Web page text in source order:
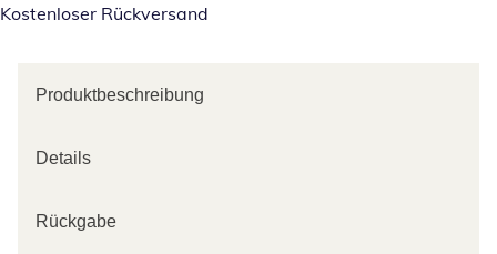
Kostenloser Rückversand
Produktbeschreibung
Details
Rückgabe